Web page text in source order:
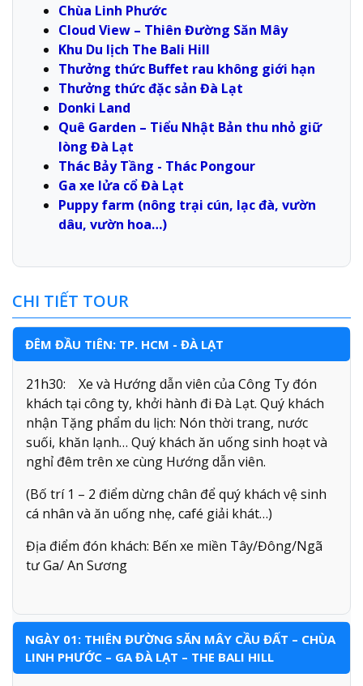
Chùa Linh Phước
Cloud View – Thiên Đường Săn Mây
Khu Du lịch The Bali Hill
Thưởng thức Buffet rau không giới hạn
Thưởng thức đặc sản Đà Lạt
Donki Land
Quê Garden – Tiểu Nhật Bản thu nhỏ giữ
lòng Đà Lạt
Thác Bảy Tầng - Thác Pongour
Ga xe lửa cổ Đà Lạt
Puppy farm (nông trại cún, lạc đà, vườn
dâu, vườn hoa…)
CHI TIẾT TOUR
ĐÊM ĐẦU TIÊN: TP. HCM - ĐÀ LẠT
21h30: Xe và Hướng dẫn viên của Công Ty đón
khách tại công ty, khởi hành đi Đà Lạt. Quý khách
nhận Tặng phẩm du lịch: Nón thời trang, nước
suối, khăn lạnh… Quý khách ăn uống sinh hoạt và
nghỉ đêm trên xe cùng Hướng dẫn viên.
(Bố trí 1 – 2 điểm dừng chân để quý khách vệ sinh
cá nhân và ăn uống nhẹ, café giải khát…)
Địa điểm đón khách: Bến xe miền Tây/Đông/Ngã
tư Ga/ An Sương
NGÀY 01: THIÊN ĐƯỜNG SĂN MÂY CẦU ĐẤT – CHÙA
LINH PHƯỚC – GA ĐÀ LẠT – THE BALI HILL